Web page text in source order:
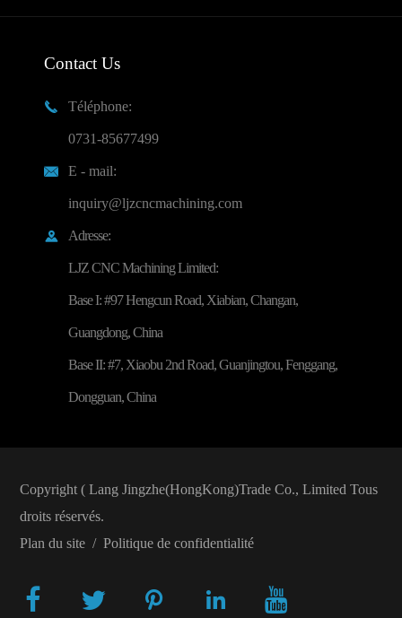
Contact Us

Téléphone:
0731-85677499

E - mail:
inquiry@ljzcncmachining.com

Adresse:
LJZ CNC Machining Limited:
Base I: #97 Hengcun Road, Xiabian, Changan,
Guangdong, China
Base II: #7, Xiaobu 2nd Road, Guanjingtou, Fenggang,
Dongguan, China
Copyright ( Lang Jingzhe(HongKong)Trade Co., LimitedTous
droits réservés.
Plan du site/ Politique de confidentialité